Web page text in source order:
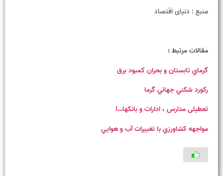
منبع : دنیای اقتصاد
مقالات مرتبط :
گرماي تابستان و بحران کمبود برق
رکورد شکني جهاني گرما
تعطیلی مدارس ، ادارات و بانکها…!
مواجهه کشاورزي با تغييرات آب و هوايي